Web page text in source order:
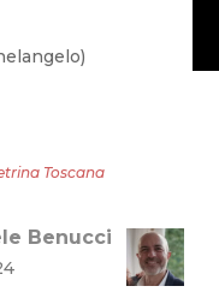
Toscana
Benucci